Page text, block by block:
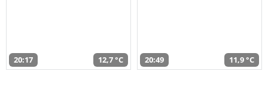
20:17 12,7 °C 20:49 11,9 °C